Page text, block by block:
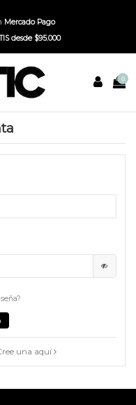
Mercado Pago
desde $95.000
0
una aquí